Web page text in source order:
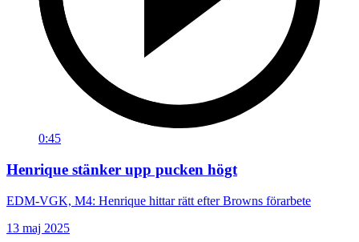
0:45
Henrique stänker upp pucken högt
EDM-VGK, M4: Henrique hittar rätt efter Browns förarbete
13 maj 2025